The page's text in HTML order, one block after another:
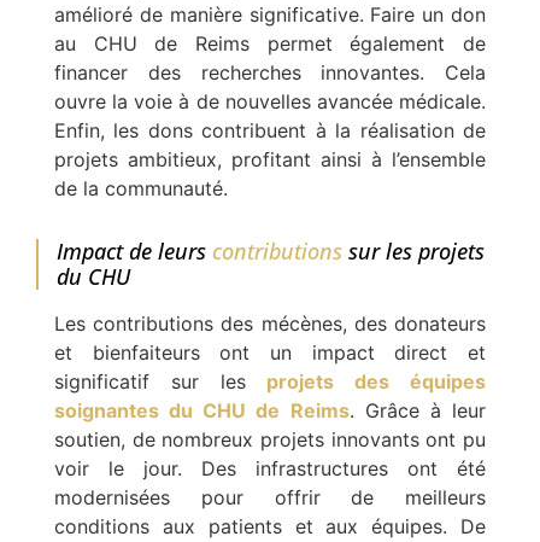
amélioré de manière significative. Faire un don
au CHU de Reims permet également de
financer des recherches innovantes. Cela
ouvre la voie à de nouvelles avancée médicale.
Enfin, les dons contribuent à la réalisation de
projets ambitieux, profitant ainsi à l’ensemble
de la communauté.
Impact de leurs contributionssur les projets
du CHU
Les contributions des mécènes, des donateurs
et bienfaiteurs ont un impact direct et
significatif sur les projets des équipes
soignantes du CHU de Reims. Grâce à leur
soutien, de nombreux projets innovants ont pu
voir le jour. Des infrastructures ont été
modernisées pour offrir de meilleurs
conditions aux patients et aux équipes. De